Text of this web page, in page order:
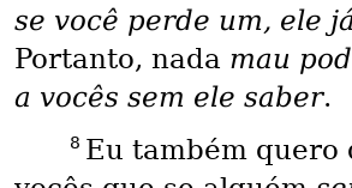
se você perde um, ele
Portanto, nada mau
a vocês sem ele saber.
8 Eu também quero